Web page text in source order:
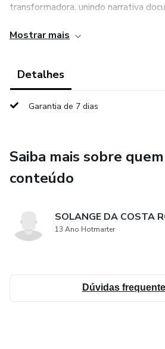
transformadora, unindo narrativa
momentos de dor, quem busca
humana nos instantes mais delicados
É uma história sobre sobreviver — e
Mostrar mais
Detalhes
Garantia de 7 dias
Saiba mais sobre
conteúdo
SOLANGE DA COSTA
13 Ano Hotmarter
Dúvidas